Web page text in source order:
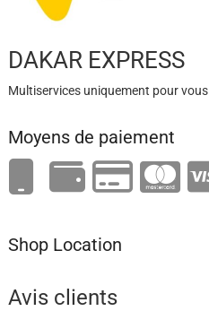
DAKAR EXPRESS
Multiservices uniquement pour vous
Moyens de paiement
Shop Location
Avis clients